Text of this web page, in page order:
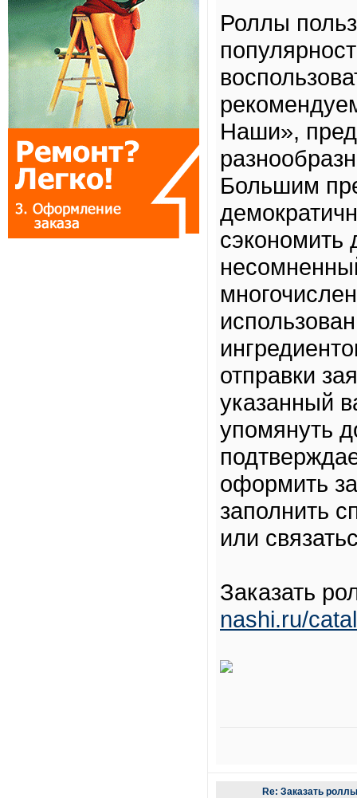
Роллы
Наши»,
Большим
сэкономить
отправки
указанный
упомянуть
оформить
заполнить
или
Заказать
nashi.ru/
Re: Заказать